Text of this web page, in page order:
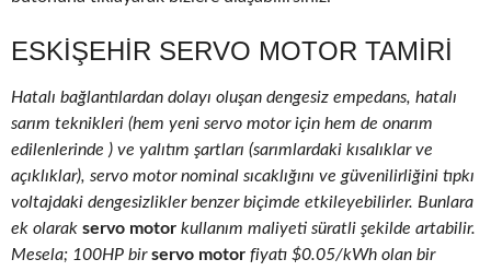
ESKIŞEHIR SERVO MOTOR TAMIRI
Hatalı bağlantılardan dolayı oluşan dengesiz empedans, hatalı
sarım teknikleri (hem yeni servo motor için hem de onarım
edilenlerinde ) ve yalıtım şartları (sarımlardaki kısalıklar ve
açıklıklar), servo motor nominal sıcaklığını ve güvenilirliğini tıpkı
voltajdaki dengesizlikler benzer biçimde etkileyebilirler. Bunlara
ek olarak servo motor kullanım maliyeti süratli şekilde artabilir.
Mesela; 100HP birservo motor fiyatı $0.05/kWh olan bir